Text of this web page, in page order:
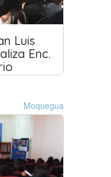
Luis
Enc.
Moquegua